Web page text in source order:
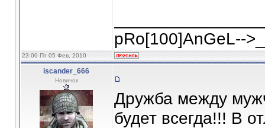
pRo[100]AnGeL--
23:00 Пт 05 Фев, 2010
iscander_666
Новичок
Дружба между
будет всегда!!! В